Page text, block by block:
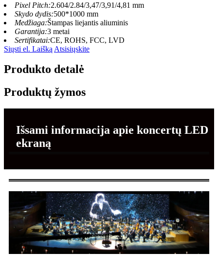
Pixel Pitch:2.604/2.84/3,47/3,91/4,81 mm
Skydo dydis:500*1000 mm
Medžiaga:Štampas liejantis aliuminis
Garantija:3 metai
Sertifikatai:CE, ROHS, FCC, LVD
Siųsti el. Laišką Atsisiųskite
Produkto detalė
Produktų žymos
Išsami informacija apie koncertų LED
ekraną